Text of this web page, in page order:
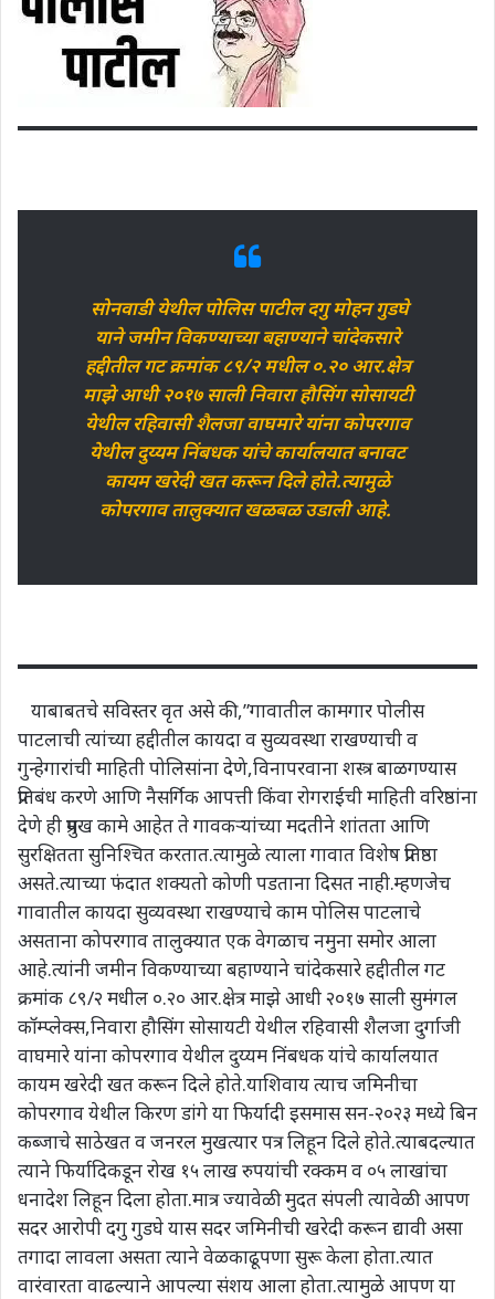
सोनवाडी येथील पोलिस पाटील दगु मोहन गुडघे
याने जमीन विकण्याच्या बहाण्याने चांदेकसारे
हद्दीतील गट क्रमांक ८९/२ मधील ०.२० आर.क्षेत्र
माझे आधी २०१७ साली निवारा हौसिंग सोसायटी
येथील रहिवासी शैलजा वाघमारे यांना कोपरगाव
येथील दुय्यम निंबधक यांचे कार्यालयात बनावट
कायम खरेदी खत करून दिले होते.त्यामुळे
कोपरगाव तालुक्यात खळबळ उडाली आहे.
याबाबतचे सविस्तर वृत असे की,”गावातील कामगार पोलीस
पाटलाची त्यांच्या हद्दीतील कायदा व सुव्यवस्था राखण्याची व
गुन्हेगारांची माहिती पोलिसांना देणे,विनापरवाना शस्त्र बाळगण्यास
प्रतिबंध करणे आणि नैसर्गिक आपत्ती किंवा रोगराईची माहिती वरिष्ठांना
देणे ही प्रमुख कामे आहेत ते गावकऱ्यांच्या मदतीने शांतता आणि
सुरक्षितता सुनिश्चित करतात.त्यामुळे त्याला गावात विशेष प्रतिष्ठा
असते.त्याच्या फंदात शक्यतो कोणी पडताना दिसत नाही.म्हणजेच
गावातील कायदा सुव्यवस्था राखण्याचे काम पोलिस पाटलाचे
असताना कोपरगाव तालुक्यात एक वेगळाच नमुना समोर आला
आहे.त्यांनी जमीन विकण्याच्या बहाण्याने चांदेकसारे हद्दीतील गट
क्रमांक ८९/२ मधील ०.२० आर.क्षेत्र माझे आधी २०१७ साली सुमंगल
कॉम्प्लेक्स,निवारा हौसिंग सोसायटी येथील रहिवासी शैलजा दुर्गाजी
वाघमारे यांना कोपरगाव येथील दुय्यम निंबधक यांचे कार्यालयात
कायम खरेदी खत करून दिले होते.याशिवाय त्याच जमिनीचा
कोपरगाव येथील किरण डांगे या फिर्यादी इसमास सन-२०२३ मध्ये बिन
कब्जाचे साठेखत व जनरल मुखत्यार पत्र लिहून दिले होते.त्याबदल्यात
त्याने फिर्यादिकडून रोख १५ लाख रुपयांची रक्कम व ०५ लाखांचा
धनादेश लिहून दिला होता.मात्र ज्यावेळी मुदत संपली त्यावेळी आपण
सदर आरोपी दगु गुडघे यास सदर जमिनीची खरेदी करून द्यावी असा
तगादा लावला असता त्याने वेळकाढूपणा सुरू केला होता.त्यात
वारंवारता वाढल्याने आपल्या संशय आला होता.त्यामुळे आपण या